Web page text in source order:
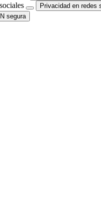
Privacidad en redes
segura